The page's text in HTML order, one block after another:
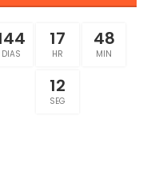
DIAS
17
HR
48
MIN
12
SEG